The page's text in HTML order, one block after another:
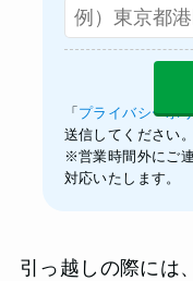
「 プライバシーポ
送信してください。
※営業時間外にご
対応いたします。
引っ越しの際には